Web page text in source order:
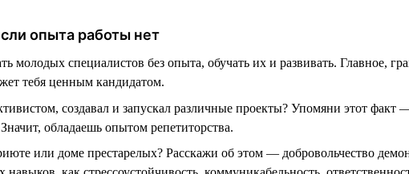
опыта работы нет
молодых специалистов без опыта, обучать их и развивать. Главное,
тебя ценным кандидатом.
создавал и запускал различные проекты? Упомяни этот факт
обладаешь опытом репетиторства.
или доме престарелых? Расскажи об этом — добровольчество